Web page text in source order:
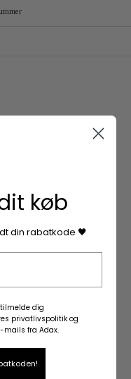
køb
din rabatkode 🖤
dig
privatlivspolitik og
mails fra Adax.